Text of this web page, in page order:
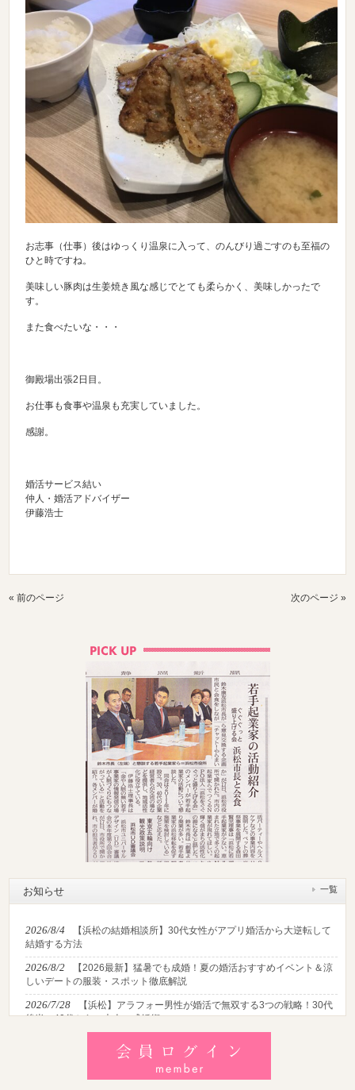
お志事（仕事）後はゆっくり温泉に入って、のんびり過ごすのも至福の
ひと時ですね。
美味しい豚肉は生姜焼き風な感じでとても柔らかく、美味しかったで
す。
また食べたいな・・・
御殿場出張2日目。
お仕事も食事や温泉も充実していました。
感謝。
婚活サービス結い
仲人・婚活アドバイザー
伊藤浩士
« 前のページ 次のページ »
お知らせ 一覧
2026/8/4
【浜松の結婚相談所】30代女性がアプリ婚活から大逆転して
結婚する方法
2026/8/2
【2026最新】猛暑でも成婚！夏の婚活おすすめイベント＆涼
しいデートの服装・スポット徹底解説
2026/7/28
【浜松】アラフォー男性が婚活で無双する3つの戦略！30代
後半・40代からの大人の成婚術
【浜松】30代・40代男性で「モテない男」の共通点とは？
地元の婚活女子が避けるNGな特徴3選
【共感必至】浜松の婚活あるある7選！20代・30代・40代の